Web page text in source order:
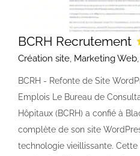
BCRH Recrutement
Création site, Marketing Web,
BCRH - Refonte de Site
Emplois Le Bureau de
Hôpitaux (BCRH) a confié à
complète de son site
technologie vieillissante.